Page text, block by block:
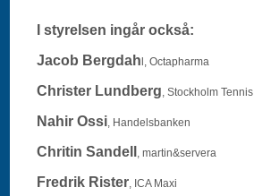
I styrelsen ingår också:
Jacob Bergdah l, Octapharma
Christer Lundberg, Stockholm Tennis
Nahir Ossi, Handelsbanken
Chritin Sandell , martin&servera
Fredrik Rister, ICA Maxi